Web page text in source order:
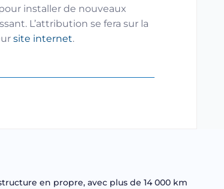
installer de nouveaux
L’attribution se fera sur la
site internet.
en propre, avec plus de 14 000 km